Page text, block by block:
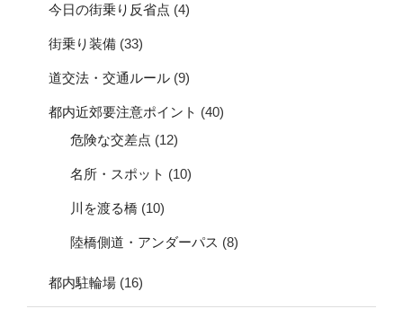
今日の街乗り反省点 (4)
街乗り装備 (33)
道交法・交通ルール (9)
都内近郊要注意ポイント (40)
危険な交差点 (12)
名所・スポット (10)
川を渡る橋 (10)
陸橋側道・アンダーパス (8)
都内駐輪場 (16)